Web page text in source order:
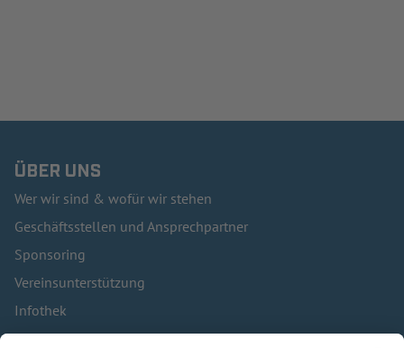
ÜBER UNS
Wer wir sind & wofür wir stehen
Geschäftsstellen und Ansprechpartner
Sponsoring
Vereinsunterstützung
Infothek
Kontakt